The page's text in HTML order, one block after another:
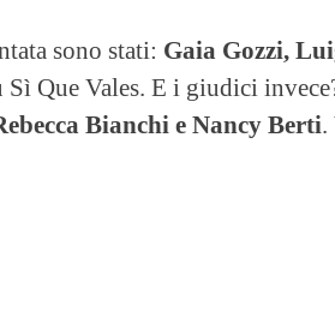
sono stati: Gaia Gozzi,
Sì Que Vales. E i giudici
Bianchi e Nancy Berti.